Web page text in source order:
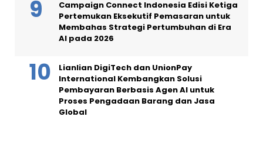
Campaign Connect Indonesia Edisi Ketiga
Pertemukan Eksekutif Pemasaran untuk
Membahas Strategi Pertumbuhan di Era
AI pada 2026
Lianlian DigiTech dan UnionPay
International Kembangkan Solusi
Pembayaran Berbasis Agen AI untuk
Proses Pengadaan Barang dan Jasa
Global